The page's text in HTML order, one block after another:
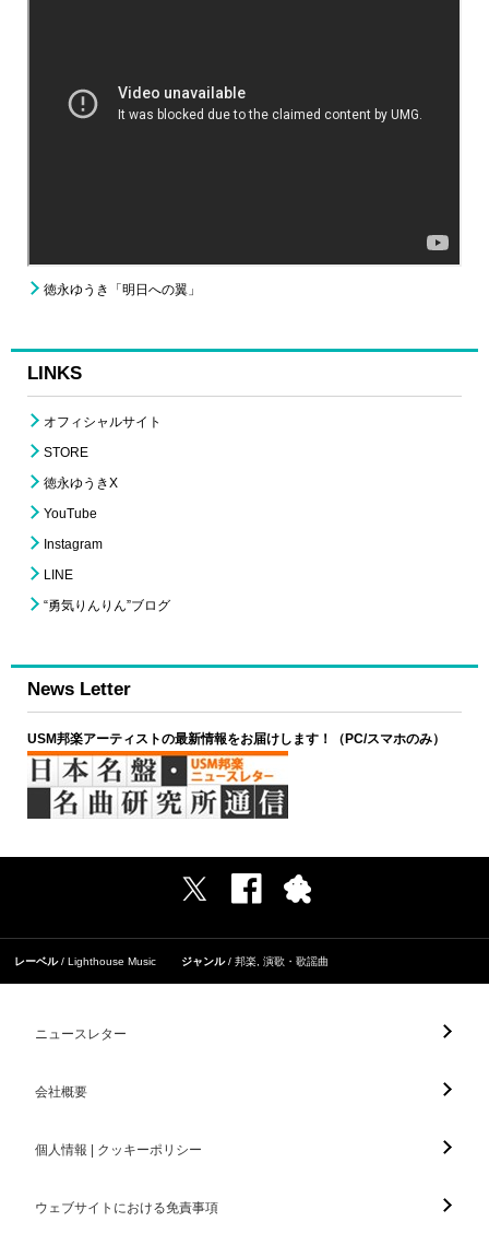
徳永ゆうき「明日への翼」
LINKS
オフィシャルサイト
STORE
徳永ゆうきX
YouTube
Instagram
LINE
“勇気りんりん”ブログ
News Letter
USM邦楽アーティストの最新情報をお届けします！（PC/スマホのみ）
レーベル Lighthouse Music ジャンル 邦楽 演歌・歌謡曲
ニュースレター
会社概要
個人情報 | クッキーポリシー
ウェブサイトにおける免責事項